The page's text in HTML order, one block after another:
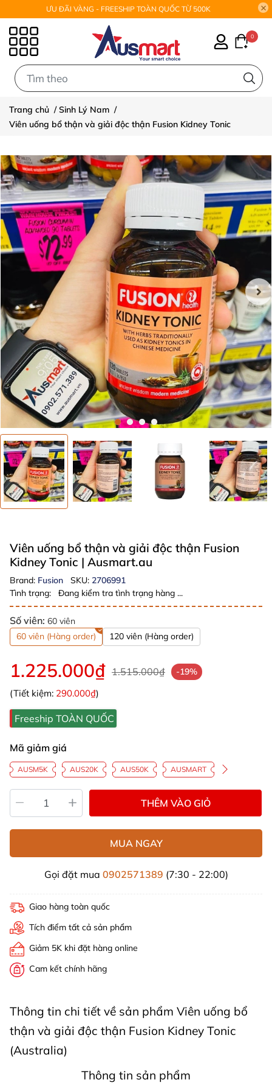
ƯU ĐÃI VÀNG - FREESHIP TOÀN QUỐC TỪ 500K
0
Trang chủ /Sinh Lý Nam /
Viên uống bổ thận và giải độc thận Fusion Kidney Tonic
Viên uống bổ thận và giải độc thận Fusion
Kidney Tonic | Ausmart.au
Brand: Fusion SKU: 2706991
Tình trạng:
Đang kiểm tra tình trạng hàng ...
Số viên: 60 viên
60 viên (Hàng order)
120 viên (Hàng order)
1.225.000₫ 1.515.000₫ -19%
(Tiết kiệm: 290.000₫)
Freeship TOÀN QUỐC
Mã giảm giá
AUSM5K AUS20K AUS50K AUSMART
THÊM VÀO GIỎ
MUA NGAY
Gọi đặt mua 0902571389 (7:30 - 22:00)
Giao hàng toàn quốc
Tích điểm tất cả sản phẩm
Giảm 5K khi đặt hàng online
Cam kết chính hãng
Thông tin chi tiết về sản phẩm Viên uống bổ
thận và giải độc thận Fusion Kidney Tonic
(Australia)
Thông tin sản phẩm